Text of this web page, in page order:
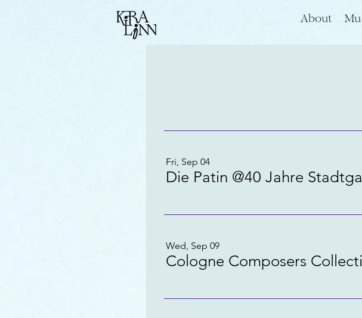
About
Fri, Sep 04
Die Patin @40 Jahre
Wed, Sep 09